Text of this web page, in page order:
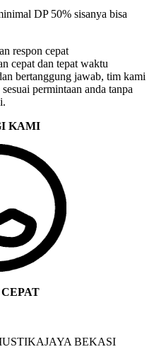
DP 50% sisanya bisa
respon cepat
cepat dan tepat waktu
bertanggung jawab, tim kami
permintaan anda tanpa
KAMI
BEKASI